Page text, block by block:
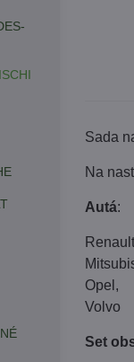
Sada
Na
Autá:
Opel,
Volvo
Set